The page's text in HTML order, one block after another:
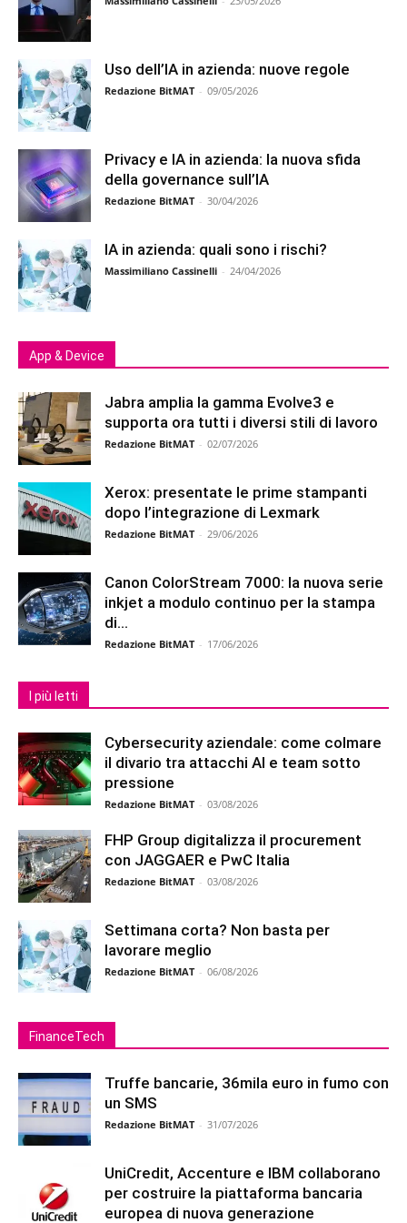
Uso dell’IA in azienda: nuove regole
Redazione BitMAT - 09/05/2026
Privacy e IA in azienda: la nuova sfida
della governance sull’IA
Redazione BitMAT - 30/04/2026
IA in azienda: quali sono i rischi?
Massimiliano Cassinelli - 24/04/2026
App & Device
Jabra amplia la gamma Evolve3 e
supporta ora tutti i diversi stili di lavoro
Redazione BitMAT - 02/07/2026
Xerox: presentate le prime stampanti
dopo l’integrazione di Lexmark
Redazione BitMAT - 29/06/2026
Canon ColorStream 7000: la nuova serie
inkjet a modulo continuo per la stampa
di...
Redazione BitMAT - 17/06/2026
I più letti
Cybersecurity aziendale: come colmare
il divario tra attacchi AI e team sotto
pressione
Redazione BitMAT - 03/08/2026
FHP Group digitalizza il procurement
con JAGGAER e PwC Italia
Redazione BitMAT - 03/08/2026
Settimana corta? Non basta per
lavorare meglio
Redazione BitMAT - 06/08/2026
FinanceTech
Truffe bancarie, 36mila euro in fumo con
un SMS
Redazione BitMAT - 31/07/2026
UniCredit, Accenture e IBM collaborano
per costruire la piattaforma bancaria
europea di nuova generazione